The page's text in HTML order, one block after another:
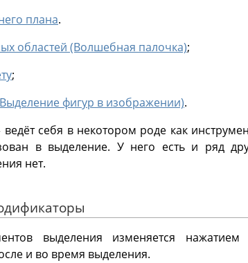
плана.
областей (Волшебная палочка);
;
фигур в изображении).
себя в некотором роде как
в выделение. У него есть и ряд
нет.
выделения изменяется
и во время выделения.